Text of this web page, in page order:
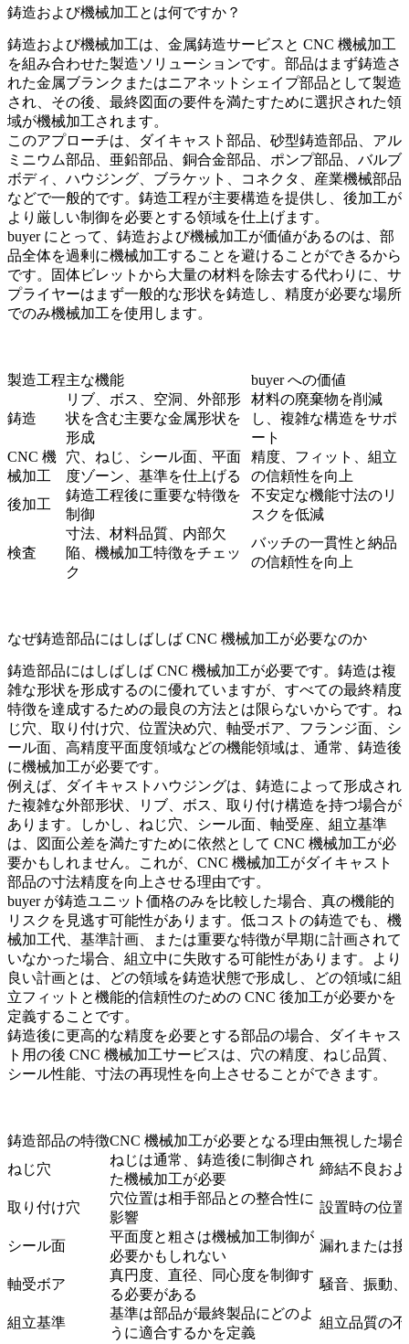
鋳造および機械加工とは何ですか？
鋳造および機械加工は、 金属鋳造サービス と CNC 機械加工
を組み合わせた製造ソリューションです。部品はまず鋳造さ
れた金属ブランクまたはニアネットシェイプ部品として製造
され、その後、最終図面の要件を満たすために選択された領
域が機械加工されます。
このアプローチは、ダイキャスト部品、砂型鋳造部品、アル
ミニウム部品、亜鉛部品、銅合金部品、ポンプ部品、バルブ
ボディ、ハウジング、ブラケット、コネクタ、産業機械部品
などで一般的です。鋳造工程が主要構造を提供し、 後加工が
より厳しい制御を必要とする領域を仕上げます。
buyer にとって、鋳造および機械加工が価値があるのは、部
品全体を過剰に機械加工することを避けることができるから
です。固体ビレットから大量の材料を除去する代わりに、サ
プライヤーはまず一般的な形状を鋳造し、精度が必要な場所
でのみ機械加工を使用します。
製造工程主な機能 buyer への価値
鋳造
リブ、ボス、空洞、外部形
状を含む主要な金属形状を
形成
材料の廃棄物を削減
し、複雑な構造をサポ
ート
CNC 機
械加工
穴、ねじ、シール面、平面
度ゾーン、基準を仕上げる
精度、フィット、組立
の信頼性を向上
後加工
鋳造工程後に重要な特徴を
制御
不安定な機能寸法のリ
スクを低減
検査
寸法、材料品質、内部欠
陥、機械加工特徴をチェッ
ク
バッチの一貫性と納品
の信頼性を向上
なぜ鋳造部品にはしばしば CNC 機械加工が必要なのか
鋳造部品にはしばしば CNC 機械加工が必要です。鋳造は複
雑な形状を形成するのに優れていますが、すべての最終精度
特徴を達成するための最良の方法とは限らないからです。ね
じ穴、取り付け穴、位置決め穴、軸受ボア、フランジ面、シ
ール面、高精度平面度領域などの機能領域は、通常、鋳造後
に機械加工が必要です。
例えば、ダイキャストハウジングは、鋳造によって形成され
た複雑な外部形状、リブ、ボス、取り付け構造を持つ場合が
あります。しかし、ねじ穴、シール面、軸受座、組立基準
は、図面公差を満たすために依然として CNC 機械加工が必
要かもしれません。これが、 CNC 機械加工がダイキャスト
部品の寸法精度を向上させる理由です。
buyer が鋳造ユニット価格のみを比較した場合、真の機能的
リスクを見逃す可能性があります。低コストの鋳造でも、機
械加工代、基準計画、または重要な特徴が早期に計画されて
いなかった場合、組立中に失敗する可能性があります。より
良い計画とは、どの領域を鋳造状態で形成し、どの領域に組
立フィットと機能的信頼性のための CNC 後加工が必要かを
定義することです。
鋳造後に更高的な精度を必要とする部品の場合、
ダイキャス
ト用の後 CNC 機械加工サービスは、穴の精度、ねじ品質、
シール性能、寸法の再現性を向上させることができます。
鋳造部品の特徴CNC 機械加工が必要となる理由無視した場
ねじ穴
ねじは通常、鋳造後に制御され
た機械加工が必要
締結不良お
取り付け穴
穴位置は相手部品との整合性に
影響
設置時の位
シール面
平面度と粗さは機械加工制御が
必要かもしれない
漏れまたは
軸受ボア
真円度、直径、同心度を制御す
る必要がある
騒音、振動
組立基準
基準は部品が最終製品にどのよ
うに適合するかを定義
組立品質の